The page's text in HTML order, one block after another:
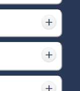
居版一张封神|